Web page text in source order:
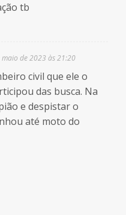
tb
maio de 2023 às 21:20
civil que ele o
das busca. Na
e despistar o
até moto do